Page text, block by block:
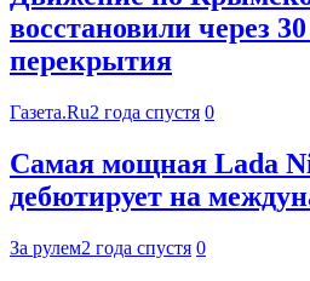
восстановили через
перекрытия
Газета.Ru2 года спустя 0
Самая мощная Lada
дебютирует на
За рулем2 года спустя 0